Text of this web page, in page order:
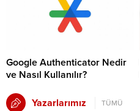
Google Authenticator Nedir
ve Nasıl Kullanılır?
Yazarlarımız TÜMÜ